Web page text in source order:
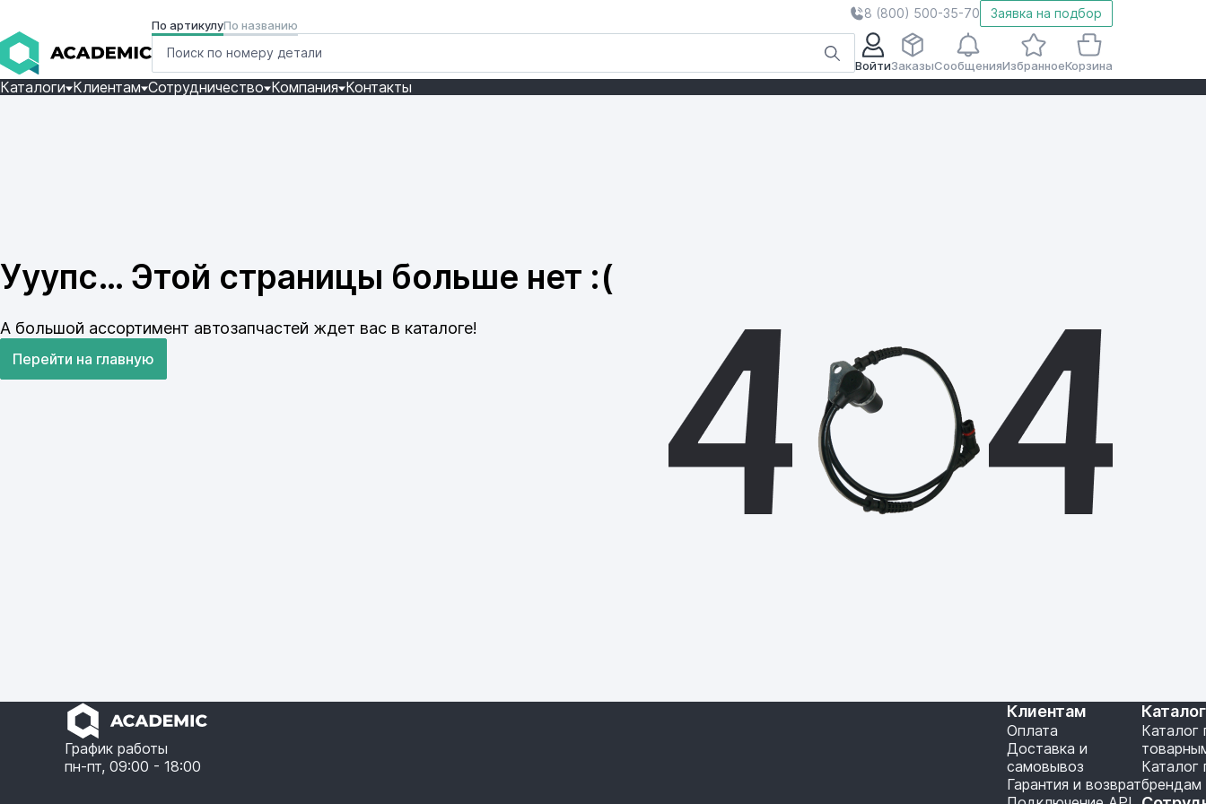
8 (800) 500-35-70 Заявка на подбор
По артикулуПо названию
ВойтиЗаказыСообщенияИзбранноеКорзина
Каталоги Клиентам Сотрудничество Компания Контакты
Ууупс… Этой страницы больше нет :(
А большой ассортимент автозапчастей ждет вас в каталоге!
Перейти на главную
График работы
пн-пт, 09:00 - 18:00
Клиентам
Оплата
Доставка и
самовывоз
Гарантия и возврат
Каталог
Каталог
брендам